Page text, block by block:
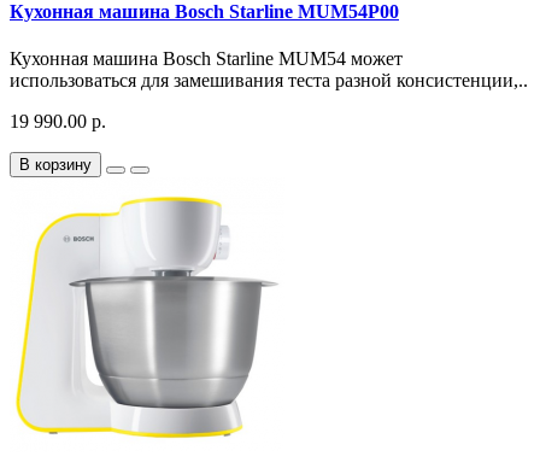
Кухонная машина Bosch Starline MUM54P00
Кухонная машина Bosch Starline MUM54 может
использоваться для замешивания теста разной консистенции,..
19 990.00 р.
В корзину